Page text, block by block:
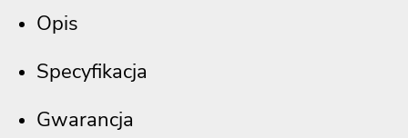
Opis
Specyfikacja
Gwarancja